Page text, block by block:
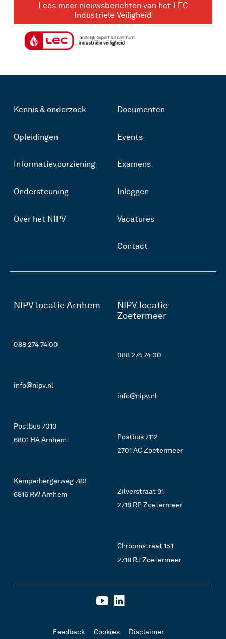
Lees meer nieuwsberichten van het LEC
Industriële Veiligheid
Kennis & onderzoek
Opleidingen
Informatievoorziening
Ondersteuning
Over het NIPV
Documenten
Events
Examens
Inloggen
Vacatures
Contact
NIPV locatie Arnhem
088 274 74 00
info@nipv.nl
Postbus 7010
6801 HA Arnhem
Kemperbergerweg 783
6816 RW Arnhem
NIPV locatie
Zoetermeer
088 274 74 00
info@nipv.nl
Postbus 7112
2701 AC Zoetermeer
Zilverstraat 91
2718 RP Zoetermeer
Chroomstraat 151
2718 RJ Zoetermeer
Feedback Cookies Disclaimer